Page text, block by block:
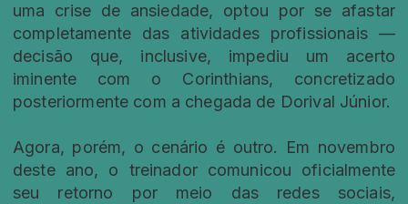
uma crise de ansiedade, optou por se afastar
completamente das atividades profissionais —
decisão que, inclusive, impediu um acerto
iminente com o Corinthians, concretizado
posteriormente com a chegada de Dorival Júnior.
Agora, porém, o cenário é outro. Em novembro
deste ano, o treinador comunicou oficialmente
seu retorno por meio das redes sociais,